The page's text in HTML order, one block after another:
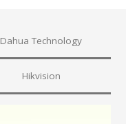
Dahua Technology
Hikvision